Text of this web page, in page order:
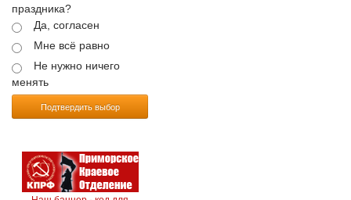
праздника?
Да, согласен
Мне всё равно
Не нужно ничего
менять
Подтвердить выбор